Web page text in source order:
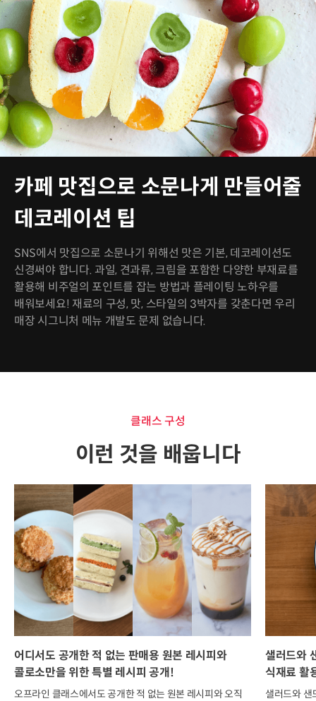
카페 맛집으로 소문나게 만들어줄
데코레이션 팁
SNS에서 맛집으로 소문나기 위해선 맛은 기본, 데코레이션도
신경써야 합니다. 과일, 견과류, 크림을 포함한 다양한 부재료를
활용해 비주얼의 포인트를 잡는 방법과 플레이팅 노하우를
배워보세요! 재료의 구성, 맛, 스타일의 3박자를 갖춘다면 우리
매장 시그니처 메뉴 개발도 문제 없습니다.
클래스 구성
이런 것을 배웁니다
어디서도 공개한 적 없는 판매용 원본 레시피와
콜로소만을 위한 특별 레시피 공개!
오프라인 클래스에서도 공개한 적 없는 원본 레시피와 오직
샐러드와
식재료 활
샐러드와 샌